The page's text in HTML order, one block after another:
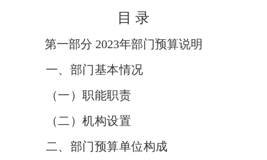
目 录
第一部分 2023年部门预算说明
一、部门基本情况
（一）职能职责
（二）机构设置
二、部门预算单位构成